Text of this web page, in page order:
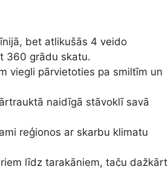
bet atlikušās 4 veido
360 grādu skatu.
viegli pārvietoties pa smiltīm un
naidīgā stāvoklī savā
reģionos ar skarbu klimatu
līdz tarakāniem, taču dažkārt